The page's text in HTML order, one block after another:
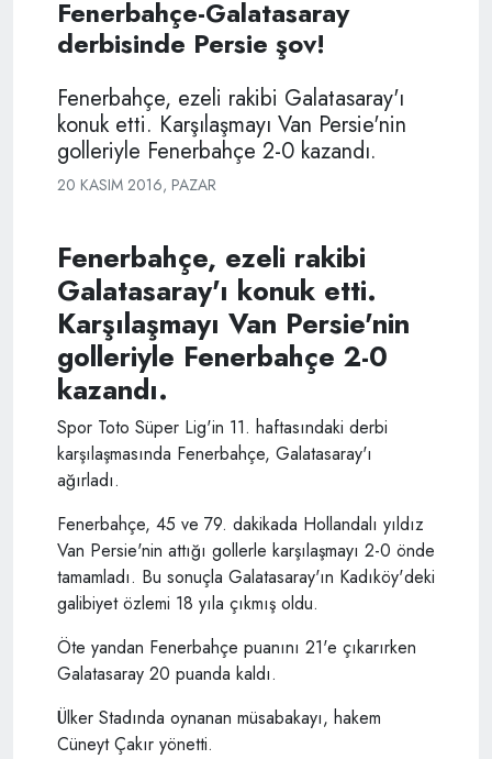
Fenerbahçe-Galatasaray
derbisinde Persie şov!
Fenerbahçe, ezeli rakibi Galatasaray'ı
konuk etti. Karşılaşmayı Van Persie'nin
golleriyle Fenerbahçe 2-0 kazandı.
20 KASIM 2016, PAZAR
Fenerbahçe, ezeli rakibi
Galatasaray'ı konuk etti.
Karşılaşmayı Van Persie'nin
golleriyle Fenerbahçe 2-0
kazandı.
Spor Toto Süper Lig'in 11. haftasındaki derbi
karşılaşmasında Fenerbahçe, Galatasaray'ı
ağırladı.
Fenerbahçe, 45 ve 79. dakikada Hollandalı yıldız
Van Persie'nin attığı gollerle karşılaşmayı 2-0 önde
tamamladı. Bu sonuçla Galatasaray'ın Kadıköy'deki
galibiyet özlemi 18 yıla çıkmış oldu.
Öte yandan Fenerbahçe puanını 21'e çıkarırken
Galatasaray 20 puanda kaldı.
Ülker Stadında oynanan müsabakayı, hakem
Cüneyt Çakır yönetti.